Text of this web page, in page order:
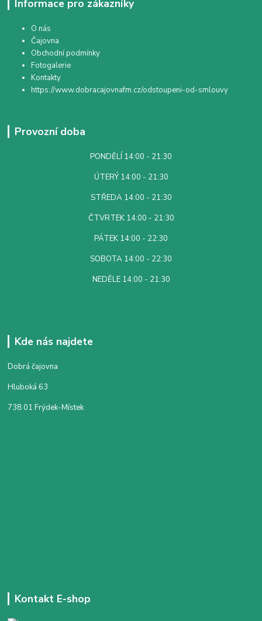
Informace pro zákazníky
O nás
Čajovna
Obchodní podmínky
Fotogalerie
Kontakty
https://www.dobracajovnafm.cz/odstoupeni-od-smlouvy
Provozní doba
PONDĚLÍ 14:00 - 21:30
ÚTERÝ 14:00 - 21:30
STŘEDA 14:00 - 21:30
ČTVRTEK 14:00 - 21:30
PÁTEK 14:00 - 22:30
SOBOTA 14:00 - 22:30
NEDĚLE 14:00 - 21:30
Kde nás najdete
Dobrá čajovna
Hluboká 63
738 01 Frýdek-Místek
Kontakt E-shop